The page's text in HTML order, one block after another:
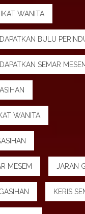
WANITA
BULU
SEMAR
WANITA
MESEM JARAN
KERIS